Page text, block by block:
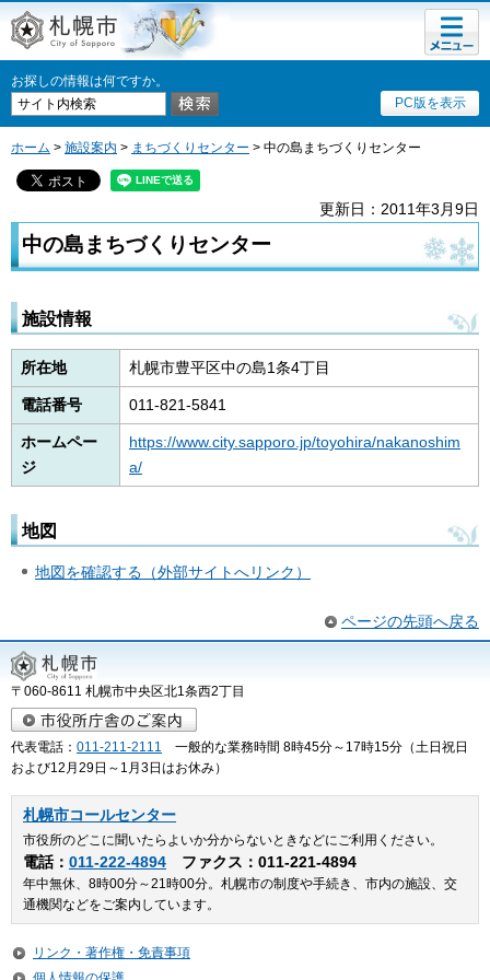
札幌市
お探しの情報は何ですか。
PC版を表示
メニュ
ー
ホーム > 施設案内 > まちづくりセンター > 中の島まちづくりセンター
更新日：2011年3月9日
中の島まちづくりセンター
施設情報
所在地 札幌市豊平区中の島1条4丁目
電話番号 011-821-5841
ホームペー
ジ
https://www.city.sapporo.jp/toyohira/nakanoshim
a/
地図
地図を確認する（外部サイトへリンク）
ページの先頭へ戻る
〒060-8611 札幌市中央区北1条西2丁目
代表電話： 011-211-2111 一般的な業務時間 8時45分～17時15分（土日祝日
および12月29日～1月3日はお休み）
札幌市コールセンター
市役所のどこに聞いたらよいか分からないときなどにご利用ください。
電話： 011-222-4894 ファクス：011-221-4894
年中無休、8時00分～21時00分。札幌市の制度や手続き、市内の施設、交
通機関などをご案内しています。
リンク・著作権・免責事項